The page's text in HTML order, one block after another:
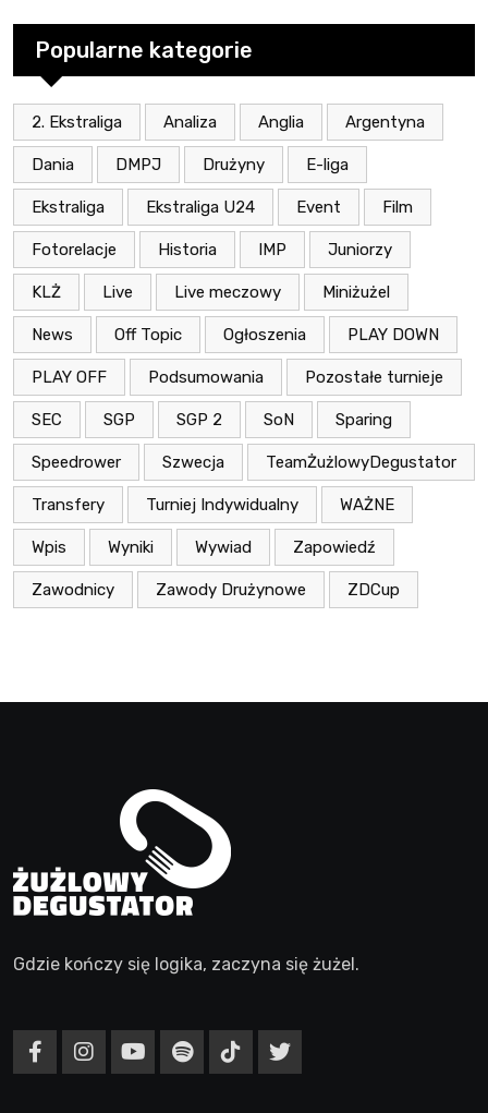
Popularne kategorie
2. Ekstraliga Analiza Anglia Argentyna
Dania DMPJ Drużyny E-liga
Ekstraliga Ekstraliga U24 Event Film
Fotorelacje Historia IMP Juniorzy
KLŻ Live Live meczowy Miniżużel
News Off Topic Ogłoszenia PLAY DOWN
PLAY OFF Podsumowania Pozostałe turnieje
SEC SGP SGP 2 SoN Sparing
Speedrower Szwecja TeamŻużlowyDegustator
Transfery Turniej Indywidualny WAŻNE
Wpis Wyniki Wywiad Zapowiedź
Zawodnicy Zawody Drużynowe ZDCup
Gdzie kończy się logika, zaczyna się żużel.